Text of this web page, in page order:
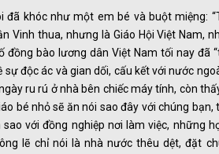
khóc như một em bé và buột miệng:
Vinh thua, nhưng là Giáo Hội Việt Nam,
bào lương dân Việt Nam tối nay đã
độc ác và gian dối, cấu kết với nước
ru rú ở nhà bên chiếc máy tính, còn
bé nhỏ sẽ ăn nói sao đây với chúng bạn,
với đồng nghiệp nơi làm việc, những
lẽ chỉ nói là nhà nước thêu dệt, đặt